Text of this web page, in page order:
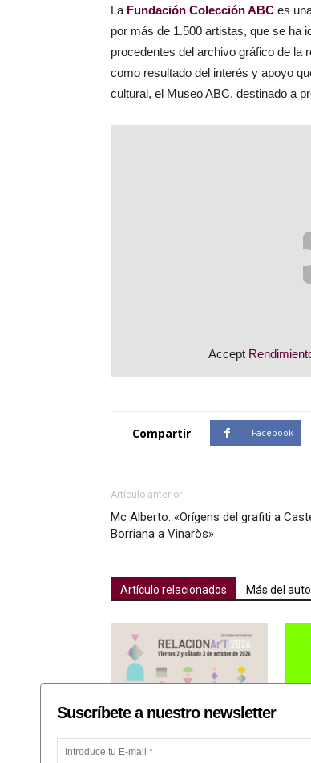
La Fundación Colección ABC es
por más de 1.500 artistas, que se ha
procedentes del archivo gráfico de la
como resultado del interés y apoyo
cultural, el Museo ABC, destinado a
Accept
Compartir Facebook
Artículo anterior
Mc Alberto: «Orígens del grafiti a
Borriana a Vinaròs»
Artículo relacionados Más del
Suscríbete a nuestro newsletter